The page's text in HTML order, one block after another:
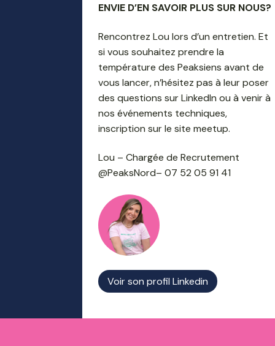
ENVIE D’EN SAVOIR PLUS SUR NOUS?
Rencontrez Lou lors d’un entretien. Et
si vous souhaitez prendre la
température des Peaksiens avant de
vous lancer, n’hésitez pas à leur poser
des questions sur LinkedIn ou à venir à
nos événements techniques,
inscription sur le site meetup.
Lou – Chargée de Recrutement
@PeaksNord– 07 52 05 91 41
Voir son profil Linkedin